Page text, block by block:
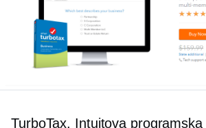
TurboTax, Intuitova